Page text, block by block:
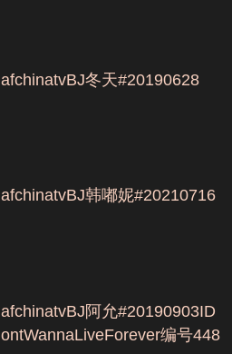
afchinatvBJ冬天#20190628
afchinatvBJ韩嘟妮#20210716
afchinatvBJ阿允#20190903ID
ontWannaLiveForever编号448